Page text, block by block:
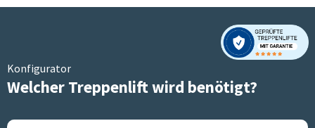
Konfigurator
Welcher Treppenlift wird benötigt?